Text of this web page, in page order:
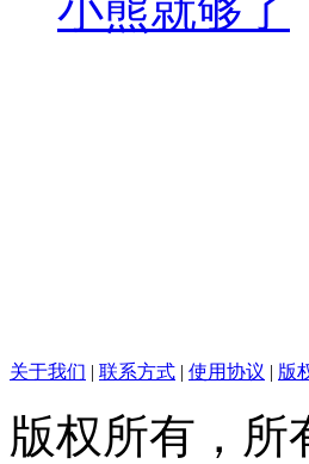
关于我们 | 联系方式 | 使用协议 | 版
版权所有，所